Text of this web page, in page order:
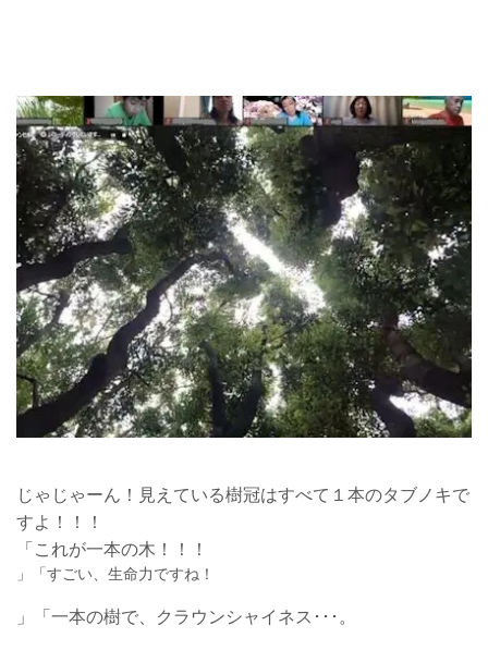
じゃじゃーん！見えている樹冠はすべて１本のタブノキで
すよ！！！
「 これが一本の木！！！
」「 すごい、生命力ですね！
」「 一本の樹で、クラウンシャイネス･･･。